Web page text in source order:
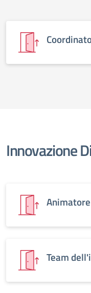
Innovazione
Team